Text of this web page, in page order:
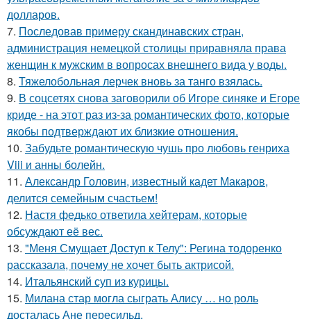
долларов.
7. Последовав примеру скандинавских стран,
администрация немецкой столицы приравняла права
женщин к мужским в вопросах внешнего вида у воды.
8. Тяжелобольная лерчек вновь за танго взялась.
9. В соцсетях снова заговорили об Игоре синяке и Егоре
криде - на этот раз из-за романтических фото, которые
якобы подтверждают их близкие отношения.
10. Забудьте романтическую чушь про любовь генриха
Viii и анны болейн.
11. Александр Головин, известный кадет Макаров,
делится семейным счастьем!
12. Настя федько ответила хейтерам, которые
обсуждают её вес.
13. "Меня Смущает Доступ к Телу": Регина тодоренко
рассказала, почему не хочет быть актрисой.
14. Итальянский суп из курицы.
15. Милана стар могла сыграть Алису … но роль
досталась Ане пересильд.